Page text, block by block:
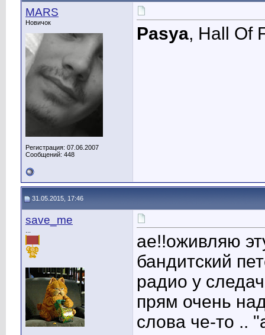
MARS
Новичок
Регистрация: 07.06.2007
Сообщений: 448
Pasya, Hall Of
31.05.2015, 17:46
save_me
ае!!оживляю
бандитский
радио у
прям очень
слова че-то ..